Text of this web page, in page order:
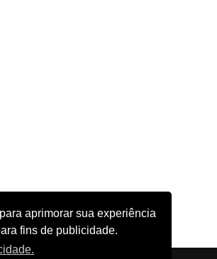
aprimorar sua experiência
fins de publicidade.